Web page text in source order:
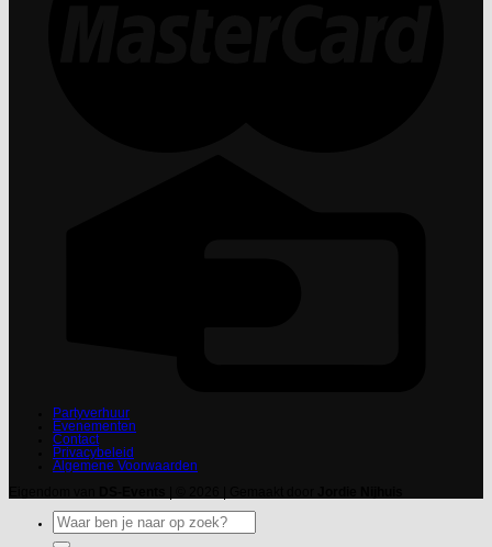
Partyverhuur
Evenementen
Contact
Privacybeleid
Algemene Voorwaarden
Zoeken
naar: